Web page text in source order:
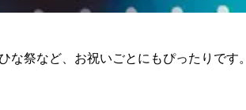
な祭など、お祝いごとにもぴったりです。